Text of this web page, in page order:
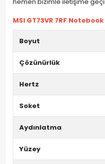
MSI GT73VR 7RF
Boyut
Çözünürlük
Hertz
Soket
Aydınlatma
Yüzey